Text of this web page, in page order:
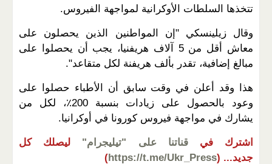
تتخذها السلطات الأوكرانية لمواجهة الفيروس.
وقال زيلينسكي "إن المواطنين الذين يحصلون على
معاش أقل من 5 آلاف هريفنيا، يجب أن يحصلوا على
مبالغ إضافية، تقدر بألف هريفنة لكل متقاعد".
هذا وقد أعلن في وقت سابق أن الأطباء حصلوا على
وعود بالحصول على زيادات بنسبة 200٪، لكل من
يشارك في مواجهة فيروس كورونا في أوكرانيا.
اشترك في قناتنا على "تيليجرام"
ليصلك كل
جديد... (
https://t.me/Ukr_Press
)